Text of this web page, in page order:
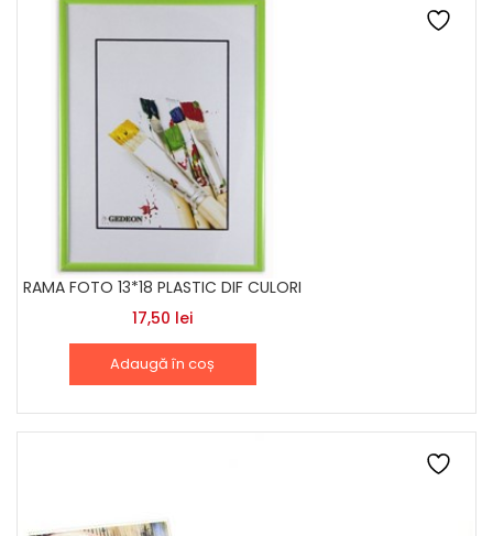
RAMA FOTO 13*18 PLASTIC DIF CULORI
17,50 lei
Adaugă în coș